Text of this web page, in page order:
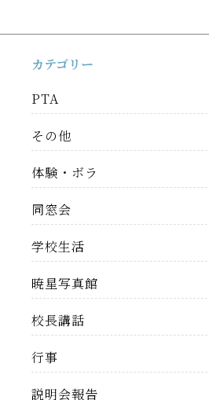
カテゴリー
PTA
その他
体験・ボラ
同窓会
学校生活
暁星写真館
校長講話
行事
説明会報告